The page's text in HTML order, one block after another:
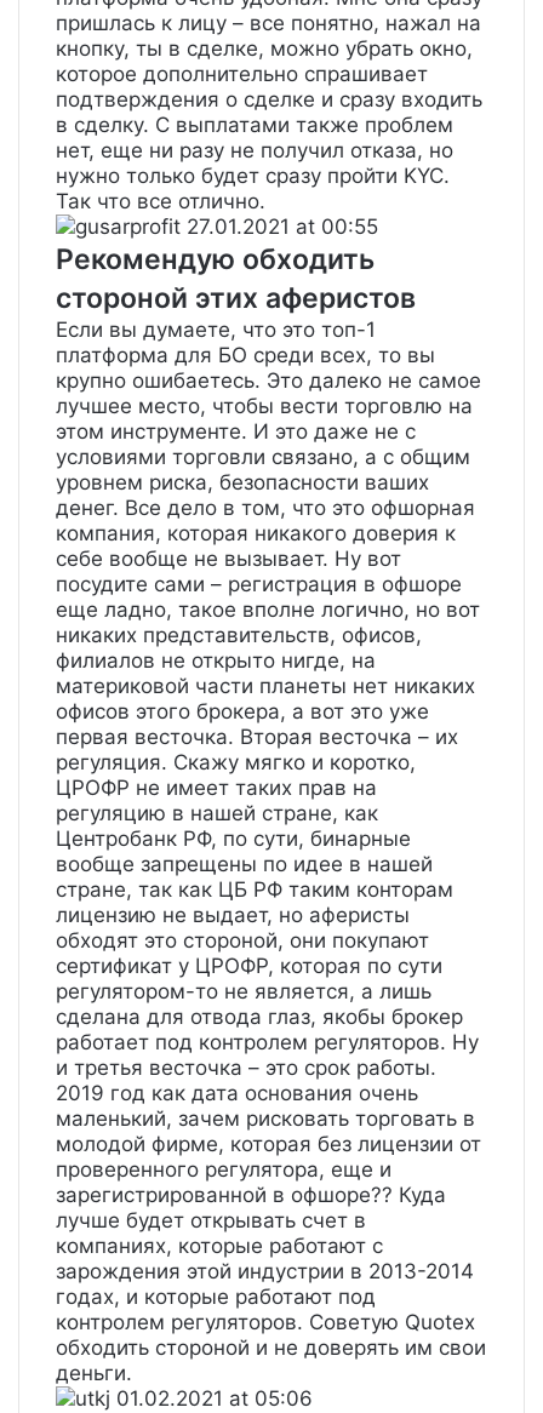
пришлась к лицу – все понятно, нажал на
кнопку, ты в сделке, можно убрать окно,
которое дополнительно спрашивает
подтверждения о сделке и сразу входить
в сделку. С выплатами также проблем
нет, еще ни разу не получил отказа, но
нужно только будет сразу пройти KYC.
Так что все отлично.
gusarprofit 27.01.2021 at 00:55
Рекомендую обходить
стороной этих аферистов
Если вы думаете, что это топ-1
платформа для БО среди всех, то вы
крупно ошибаетесь. Это далеко не самое
лучшее место, чтобы вести торговлю на
этом инструменте. И это даже не с
условиями торговли связано, а с общим
уровнем риска, безопасности ваших
денег. Все дело в том, что это офшорная
компания, которая никакого доверия к
себе вообще не вызывает. Ну вот
посудите сами – регистрация в офшоре
еще ладно, такое вполне логично, но вот
никаких представительств, офисов,
филиалов не открыто нигде, на
материковой части планеты нет никаких
офисов этого брокера, а вот это уже
первая весточка. Вторая весточка – их
регуляция. Скажу мягко и коротко,
ЦРОФР не имеет таких прав на
регуляцию в нашей стране, как
Центробанк РФ, по сути, бинарные
вообще запрещены по идее в нашей
стране, так как ЦБ РФ таким конторам
лицензию не выдает, но аферисты
обходят это стороной, они покупают
сертификат у ЦРОФР, которая по сути
регулятором-то не является, а лишь
сделана для отвода глаз, якобы брокер
работает под контролем регуляторов. Ну
и третья весточка – это срок работы.
2019 год как дата основания очень
маленький, зачем рисковать торговать в
молодой фирме, которая без лицензии от
проверенного регулятора, еще и
зарегистрированной в офшоре?? Куда
лучше будет открывать счет в
компаниях, которые работают с
зарождения этой индустрии в 2013-2014
годах, и которые работают под
контролем регуляторов. Советую Quotex
обходить стороной и не доверять им свои
деньги.
utkj 01.02.2021 at 05:06